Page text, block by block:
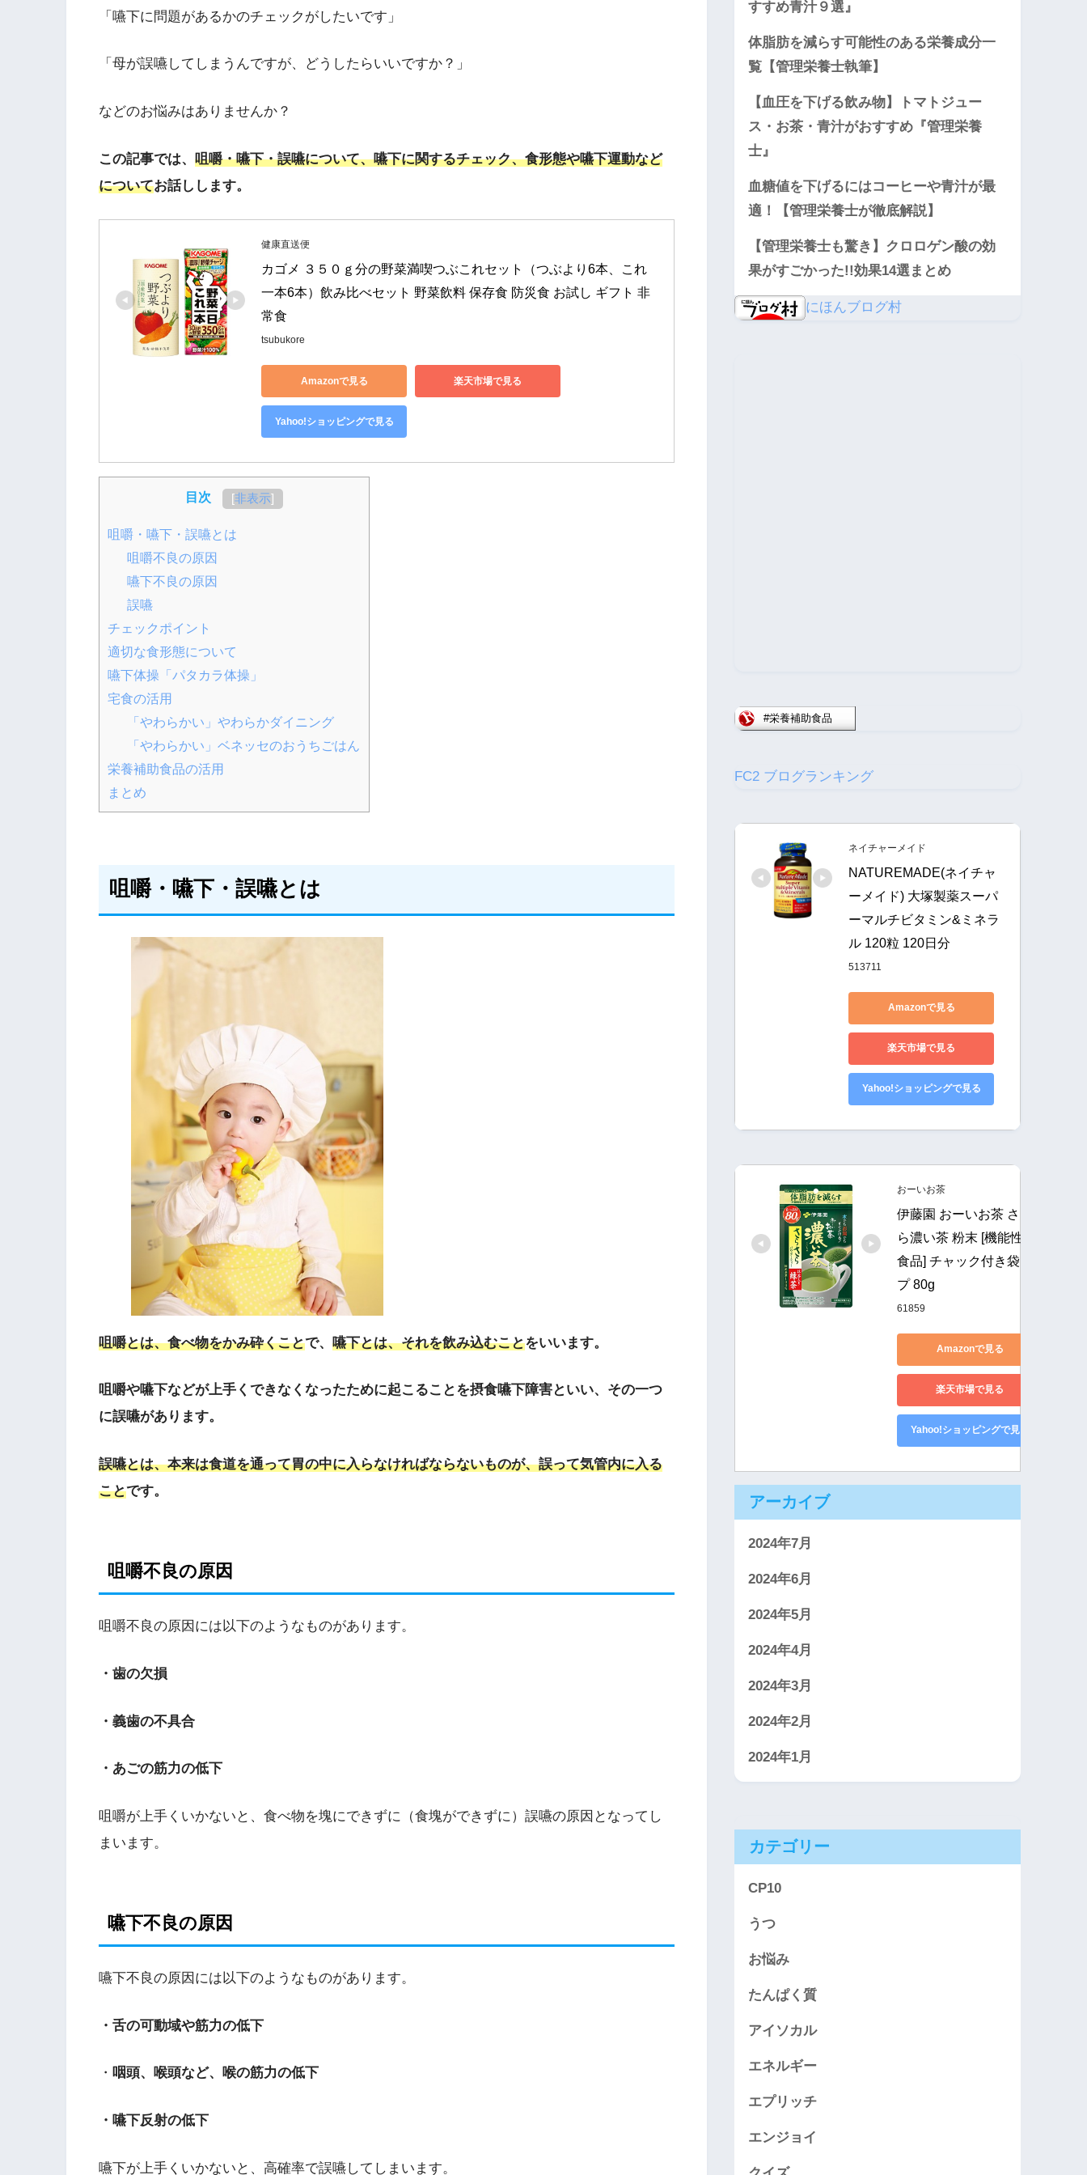
「嚥下に問題があるかのチェックがしたいです」
「母が誤嚥してしまうんですが、どうしたらいいですか？」
などのお悩みはありませんか？
この記事では、 咀嚼・嚥下・誤嚥について、嚥下に関するチェック、食形態や嚥下運動など
についてお話しします。
健康直送便
カゴメ ３５０ｇ分の野菜満喫つぶこれセット（つぶより6本、これ
一本6本）飲み比べセット 野菜飲料 保存食 防災食 お試し ギフト 非
常食
tsubukore
Amazonで見る 楽天市場で見る
Yahoo!ショッピングで見る
目次 [非表示]
咀嚼・嚥下・誤嚥とは
咀嚼不良の原因
嚥下不良の原因
誤嚥
チェックポイント
適切な食形態について
嚥下体操「パタカラ体操」
宅食の活用
「やわらかい」やわらかダイニング
「やわらかい」ベネッセのおうちごはん
栄養補助食品の活用
まとめ
咀嚼・嚥下・誤嚥とは
咀嚼とは、食べ物をかみ砕くことで、 嚥下とは、それを飲み込むことをいいます。
咀嚼や嚥下などが上手くできなくなったために起こることを摂食嚥下障害といい、その一つ
に誤嚥があります。
誤嚥とは、本来は食道を通って胃の中に入らなければならないものが、誤って気管内に入る
ことです。
咀嚼不良の原因
咀嚼不良の原因には以下のようなものがあります。
・歯の欠損
・義歯の不具合
・あごの筋力の低下
咀嚼が上手くいかないと、食べ物を塊にできずに（食塊ができずに）誤嚥の原因となってし
まいます。
嚥下不良の原因
嚥下不良の原因には以下のようなものがあります。
・舌の可動域や筋力の低下
・ 咽頭、喉頭など、喉の筋力の低下
・嚥下反射の低下
嚥下が上手くいかないと、高確率で誤嚥してしまいます。
すすめ青汁９選』
体脂肪を減らす可能性のある栄養成分一
覧【管理栄養士執筆】
【血圧を下げる飲み物】トマトジュー
ス・お茶・青汁がおすすめ『管理栄養
士』
血糖値を下げるにはコーヒーや青汁が最
適！【管理栄養士が徹底解説】
【管理栄養士も驚き】クロロゲン酸の効
果がすごかった!!効果14選まとめ
にほんブログ村
FC2 ブログランキング
ネイチャーメイド
NATUREMADE(ネイチャ
ーメイド) 大塚製薬スーパ
ーマルチビタミン&ミネラ
ル 120粒 120日分
513711
Amazonで見る
楽天市場で見る
Yahoo!ショッピングで見る
おーいお茶
伊藤園 おーいお茶 さらさ
ら濃い茶 粉末 [機能性表示
食品] チャック付き袋タイ
プ 80g
61859
Amazonで見る
楽天市場で見る
Yahoo!ショッピングで見る
アーカイブ
2024年7月
2024年6月
2024年5月
2024年4月
2024年3月
2024年2月
2024年1月
カテゴリー
CP10
うつ
お悩み
たんぱく質
アイソカル
エネルギー
エプリッチ
エンジョイ